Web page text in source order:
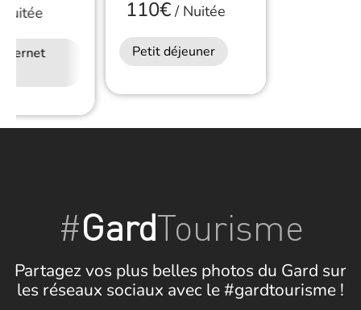
110€/Nuitée
Petit déjeuner
#GardTourisme
Partagez vos plus belles photos du Gard sur
les réseaux sociaux avec le #gardtourisme !